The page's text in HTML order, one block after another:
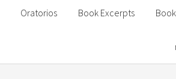
Oratorios Book Excerpts